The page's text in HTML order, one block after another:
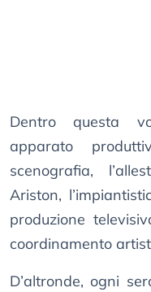
Dentro questa
apparato
scenografia,
Ariston,
produzione
coordinamento
D’altronde, ogni